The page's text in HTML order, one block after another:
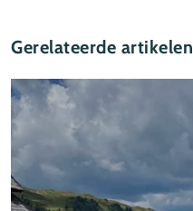
Gerelateerde artikelen